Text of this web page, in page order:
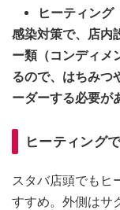
ヒーティング
感染対策で、店内
ー類（コンディメ
るので、はちみつ
ーダーする必要が
ヒーティング
スタバ店頭でもヒ
すすめ。外側はサ